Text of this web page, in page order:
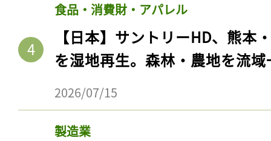
食品・消費財・アパレル
【日本】サントリーHD、熊本
を湿地再生。森林・農地を流
2026/07/15
製造業